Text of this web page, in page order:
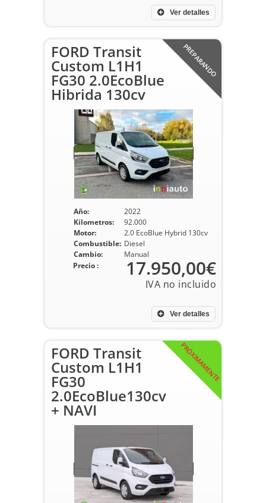
Ver detalles
PREPARANDO
FORD Transit
Custom L1H1
FG30 2.0EcoBlue
Hibrida 130cv
Año:
2022
Kilometros:
92.000
Motor:
2.0 EcoBlue Hybrid 130cv
Combustible: Diesel
Cambio:
Manual
Ver detalles
Precio : 17.950,00€
PRÓXIMAMENTE
FORD Transit
Custom L1H1
FG30
2.0EcoBlue130cv
+ NAVI